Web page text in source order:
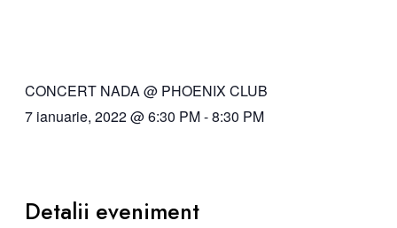
CONCERT NADA @ PHOENIX CLUB
7 ianuarie, 2022@6:30 PM-8:30 PM
Detalii eveniment